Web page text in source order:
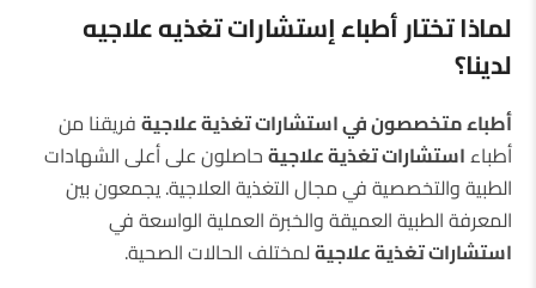
لماذا تختار أطباء إستشارات تغذيه علاجيه
لدينا؟
أطباء متخصصون في استشارات تغذية علاجيةفريقنا من
أطباءاستشارات تغذية علاجيةحاصلون على أعلى الشهادات
الطبية والتخصصية في مجال التغذية العلاجية. يجمعون بين
المعرفة الطبية العميقة والخبرة العملية الواسعة في
استشارات تغذية علاجيةلمختلف الحالات الصحية.